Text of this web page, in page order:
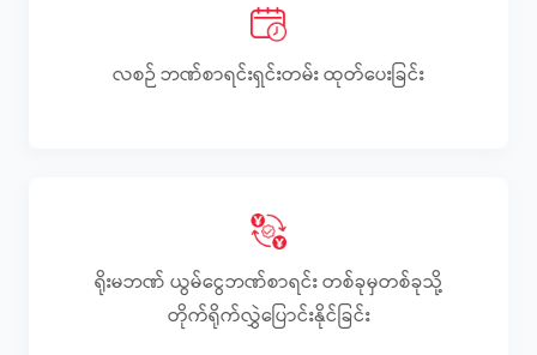
လစဉ် ဘဏ်စာရင်းရှင်းတမ်း ထုတ်ပေးခြင်း
ရိုးမဘဏ် ယွမ်ငွေဘဏ်စာရင်း တစ်ခုမှတစ်ခုသို့
တိုက်ရိုက်လွှဲပြောင်းနိုင်ခြင်း